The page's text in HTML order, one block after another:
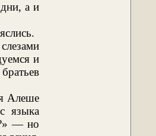
а и
и
Алеше
языка
— но